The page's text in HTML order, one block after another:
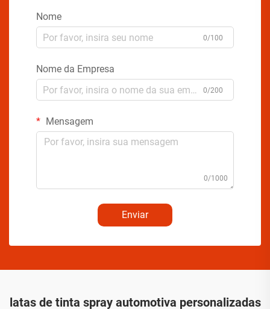
Nome
0/100
Nome da Empresa
0/200
Mensagem
0/1000
Enviar
latas de tinta spray automotiva personalizadas